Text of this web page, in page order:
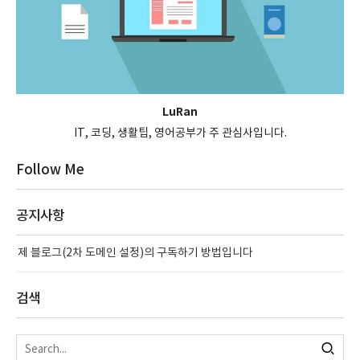
LuRan
IT, 코딩, 생활팁, 영어공부가 주 관심사입니다.
Follow Me
공지사항
제 블로그(2차 도메인 설정)의 구독하기 방법입니다
검색